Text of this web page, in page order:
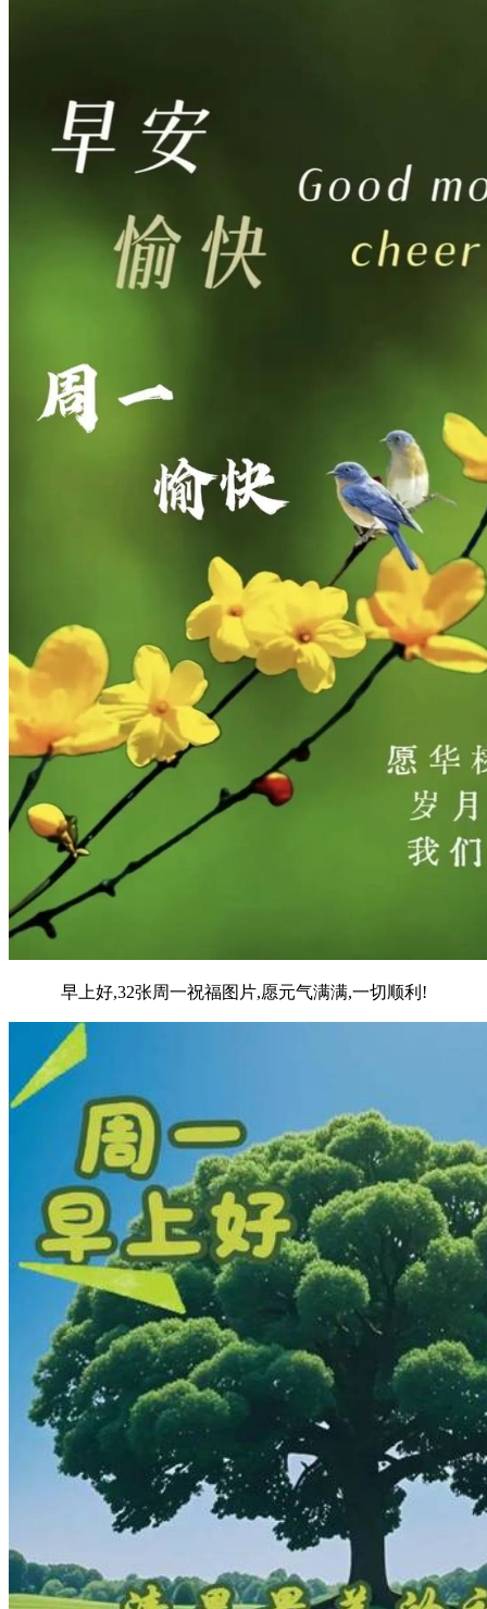
早上好,32张周一祝福图片,愿元气满满,一切顺利!